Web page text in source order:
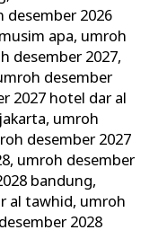
desember 2026
apa, umroh
desember 2027,
desember
2027 hotel dar al
, umroh
desember 2027
, umroh desember
bandung,
al tawhid, umroh
2028